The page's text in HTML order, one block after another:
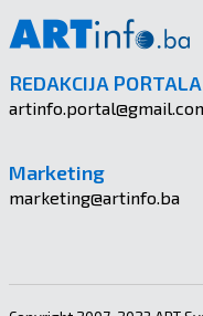
REDAKCIJA PORTALA
Marketing
marketing@artinfo.ba